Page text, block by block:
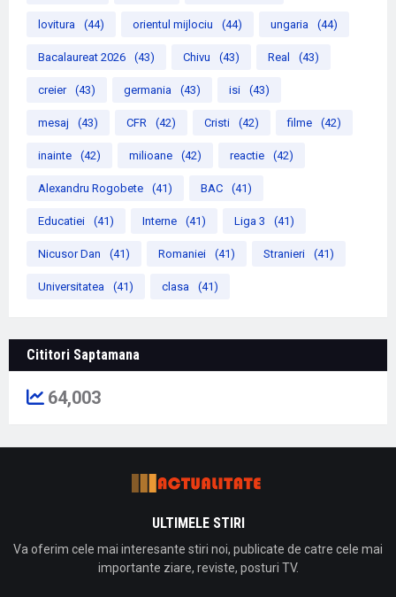
lovitura (44) orientul mijlociu (44) ungaria (44)
Bacalaureat 2026 (43) Chivu (43) Real (43)
creier (43) germania (43) isi (43)
mesaj (43) CFR (42) Cristi (42) filme (42)
inainte (42) milioane (42) reactie (42)
Alexandru Rogobete (41) BAC (41)
Educatiei (41) Interne (41) Liga 3 (41)
Nicusor Dan (41) Romaniei (41) Stranieri (41)
Universitatea (41) clasa (41)
Cititori Saptamana
64,003
ULTIMELE STIRI
Va oferim cele mai interesante stiri noi, publicate de catre cele mai
importante ziare, reviste, posturi TV.